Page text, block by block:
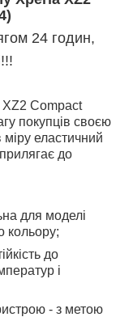
24 годин,
Compact
покупців своєю
міру еластичний
до
для моделі
кольору;
до
і
- з метою